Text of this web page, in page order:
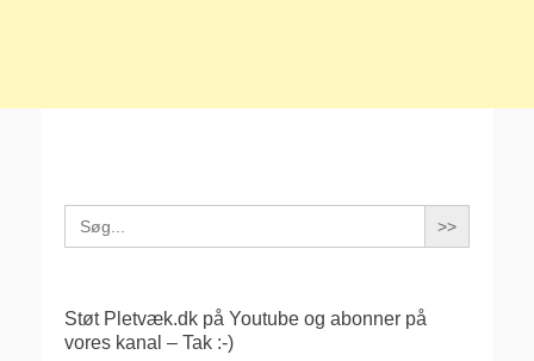
Search
for:
Støt Pletvæk.dk på Youtube og abonner på
vores kanal – Tak :-)